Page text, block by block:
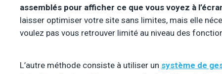
assemblés pour afficher ce que vous voyez à
laisser optimiser votre site sans limites, mais elle
voulez pas vous retrouver limité au niveau des
L’autre méthode consiste à utiliser un système de